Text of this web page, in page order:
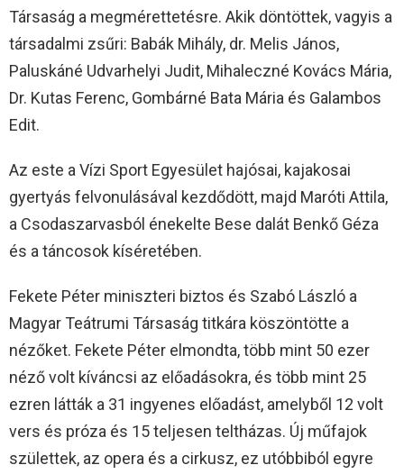
Társaság a megmérettetésre. Akik döntöttek, vagyis a
társadalmi zsűri: Babák Mihály, dr. Melis János,
Paluskáné Udvarhelyi Judit, Mihaleczné Kovács Mária,
Dr. Kutas Ferenc, Gombárné Bata Mária és Galambos
Edit.
Az este a Vízi Sport Egyesület hajósai, kajakosai
gyertyás felvonulásával kezdődött, majd Maróti Attila,
a Csodaszarvasból énekelte Bese dalát Benkő Géza
és a táncosok kíséretében.
Fekete Péter miniszteri biztos és Szabó László a
Magyar Teátrumi Társaság titkára köszöntötte a
nézőket. Fekete Péter elmondta, több mint 50 ezer
néző volt kíváncsi az előadásokra, és több mint 25
ezren látták a 31 ingyenes előadást, amelyből 12 volt
vers és próza és 15 teljesen teltházas. Új műfajok
születtek, az opera és a cirkusz, ez utóbbiból egyre